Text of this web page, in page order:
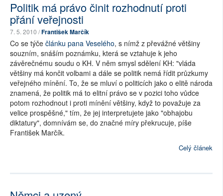
Politik má právo činit rozhodnutí proti
přání veřejnosti
7. 5. 2010 /František Marčík
Co se týče článku pana Veselého, s nímž z převážné většiny
souzním, snáším poznámku, která se vztahuje k jeho
závěrečnému soudu o KH. V něm smysl sdělení KH: "vláda
většiny má končit volbami a dále se politik nemá řídit průzkumy
veřejného mínění. To, že se mluví o politicích jako o elitě národa
znamená, že politik má to elitní právo se v pozici toho vůdce
potom rozhodnout i proti mínění většiny, když to považuje za
velice prospěšné," tím, že jej interpretujete jako "obhajobu
diktatury", domnívám se, do značné míry překrucuje, píše
František Marčík.
Celý článek